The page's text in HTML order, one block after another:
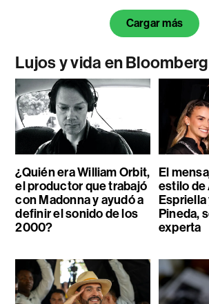
Cargar más
Lujos y vida en
¿Quién era William Orbit,
el productor que trabajó
con Madonna y ayudó a
definir el sonido de los
2000?
El
estilo de
Pineda,
experta